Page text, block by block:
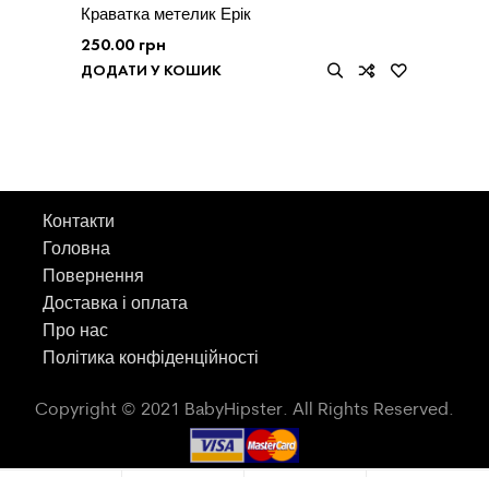
Краватка метелик Ерік
250.00 грн
ДОДАТИ У КОШИК
Контакти
Головна
Повернення
Доставка і оплата
Про нас
Політика конфіденційності
Copyright © 2021 BabyHipster. All Rights Reserved.